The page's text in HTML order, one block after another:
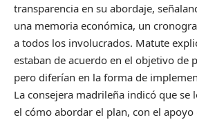
transparencia en su abordaje,
una memoria económica, un
a todos los involucrados. Matute
estaban de acuerdo en el objetivo de
pero diferían en la forma de
La consejera madrileña indicó que se
el cómo abordar el plan, con el